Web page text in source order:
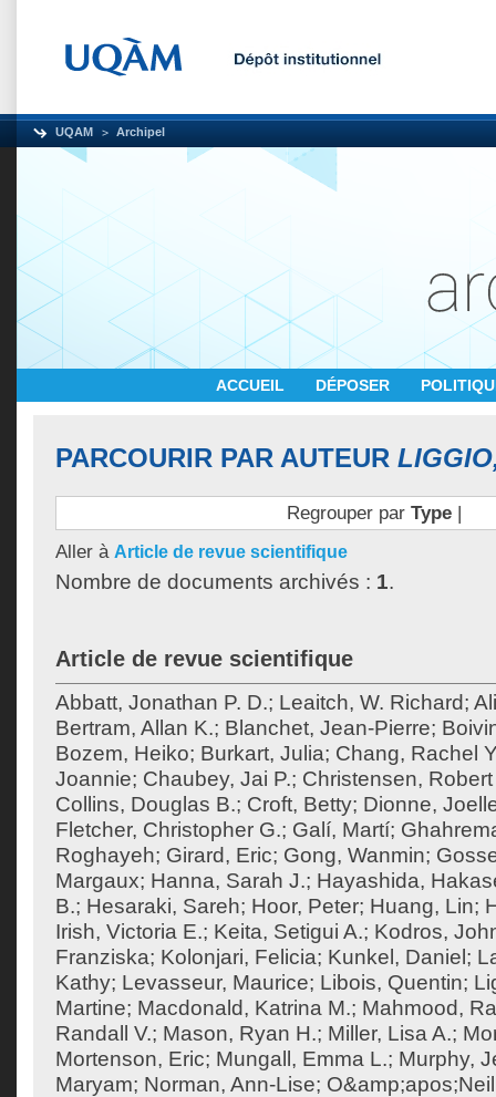
UQAM Archipel
ACCUEIL DÉPOSER
PARCOURIR PAR AUTEUR
Regrouper par Type|
Aller à Article de revue scientifique
Nombre de documents archivés : 1.
Article de revue scientifique
Abbatt, Jonathan P. D.; Leaitch, W. Richard;
Bertram, Allan K.; Blanchet, Jean-Pierre;
Bozem, Heiko; Burkart, Julia; Chang, Rachel
Joannie; Chaubey, Jai P.; Christensen,
Collins, Douglas B.; Croft, Betty; Dionne,
Fletcher, Christopher G.; Galí, Martí;
Roghayeh; Girard, Eric; Gong, Wanmin;
Margaux; Hanna, Sarah J.; Hayashida,
B.; Hesaraki, Sareh; Hoor, Peter; Huang, Lin;
Irish, Victoria E.; Keita, Setigui A.; Kodros,
Franziska; Kolonjari, Felicia; Kunkel, Daniel ;
Kathy; Levasseur, Maurice; Libois, Quentin;
Martine; Macdonald, Katrina M.; Mahmood,
Randall V.; Mason, Ryan H.; Miller, Lisa A.;
Mortenson, Eric; Mungall, Emma L.; Murphy,
Maryam; Norman, Ann-Lise;